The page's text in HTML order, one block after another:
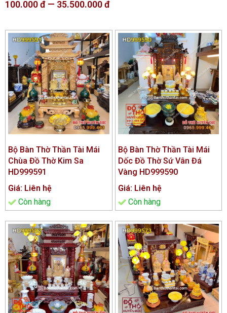
100.000đ — 35.500.000đ
Bộ Bàn Thờ Thần Tài Mái
Chùa Đồ Thờ Kim Sa
HD999591
Giá: Liên hệ
Còn hàng
Bộ Bàn Thờ Thần Tài Mái
Dốc Đồ Thờ Sứ Vân Đá
Vàng HD999590
Giá: Liên hệ
Còn hàng